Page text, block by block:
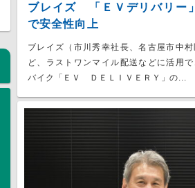
ブレイズ 「ＥＶデリバリー
で安全性向上
ブレイズ（市川秀幸社長、名古屋市中
ど、ラストワンマイル配送などに活用
バイク「ＥＶ ＤＥＬＩＶＥＲＹ」の...